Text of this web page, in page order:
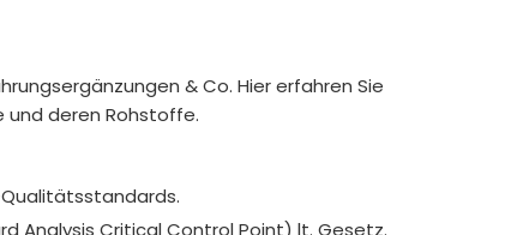
& Co. Hier erfahren Sie
und deren Rohstoffe.
Analysis Critical Control Point) lt. Gesetz.